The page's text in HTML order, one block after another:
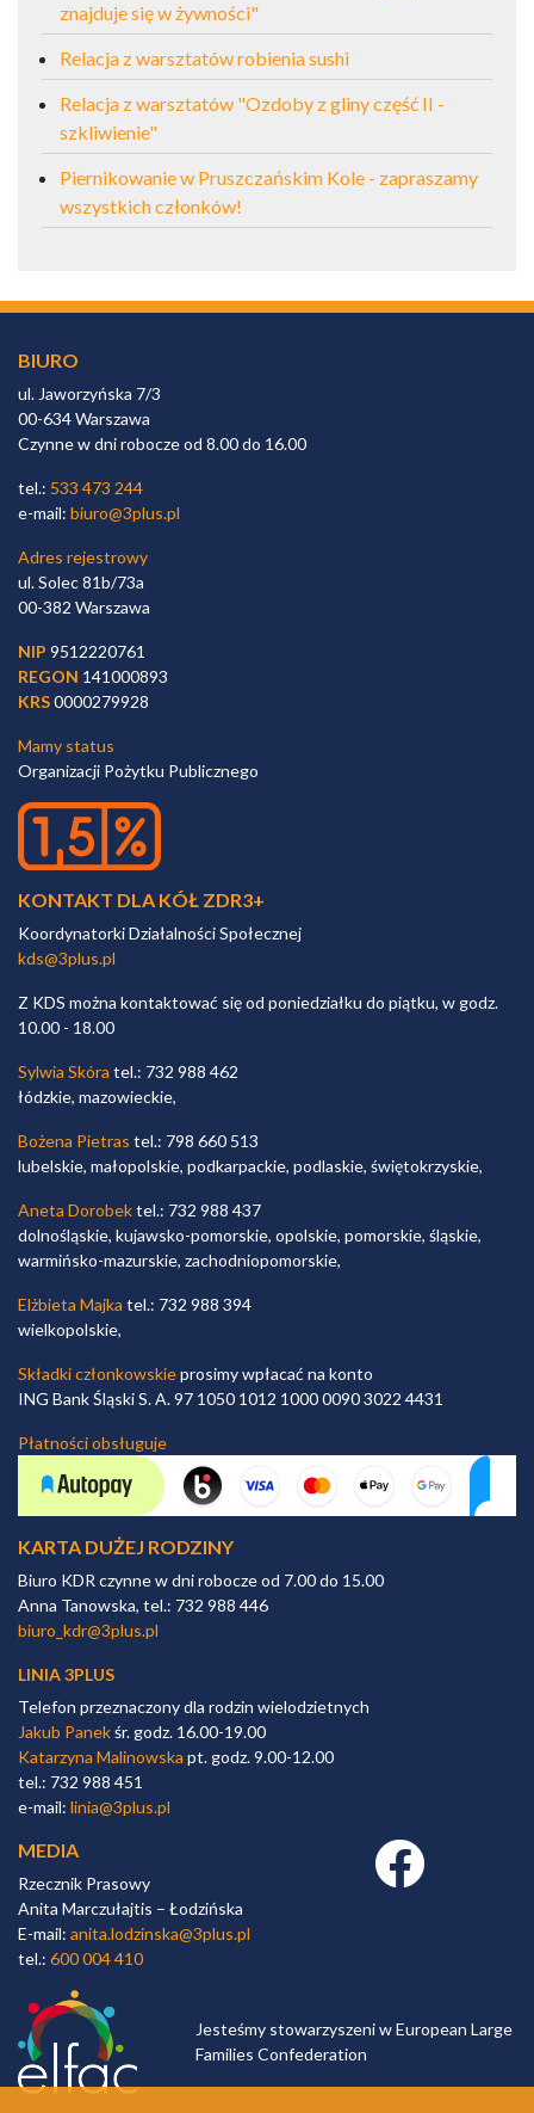
znajduje się w żywności"
Relacja z warsztatów robienia sushi
Relacja z warsztatów "Ozdoby z gliny część II -
szkliwienie"
Piernikowanie w Pruszczańskim Kole - zapraszamy
wszystkich członków!
BIURO
ul. Jaworzyńska 7/3
00-634 Warszawa
Czynne w dni robocze od 8.00 do 16.00
tel.: 533 473 244
e-mail: biuro@3plus.pl
Adres rejestrowy
ul. Solec 81b/73a
00-382 Warszawa
NIP 9512220761
REGON 141000893
KRS0000279928
Mamy status
Organizacji Pożytku Publicznego
KONTAKT DLA KÓŁ ZDR3+
Koordynatorki Działalności Społecznej
kds@3plus.pl
Z KDS można kontaktować się od poniedziałku do piątku, w godz.
10.00 - 18.00
Sylwia Skóra tel.: 732 988 462
łódzkie, mazowieckie,
Bożena Pietras tel.: 798 660 513
lubelskie, małopolskie, podkarpackie, podlaskie, świętokrzyskie,
Aneta Dorobektel.: 732 988 437
dolnośląskie, kujawsko-pomorskie, opolskie, pomorskie, śląskie,
warmińsko-mazurskie, zachodniopomorskie,
Elżbieta Majka tel.: 732 988 394
wielkopolskie,
Składki członkowskieprosimy wpłacać na konto
ING Bank Śląski S. A. 97 1050 1012 1000 0090 3022 4431
Płatności obsługuje
KARTA DUŻEJ RODZINY
Biuro KDR czynne w dni robocze od 7.00 do 15.00
Anna Tanowska, tel.: 732 988 446
biuro_kdr@3plus.pl
LINIA 3PLUS
Telefon przeznaczony dla rodzin wielodzietnych
Jakub Panekśr. godz. 16.00-19.00
Katarzyna Malinowska pt. godz. 9.00-12.00
tel.: 732 988 451
e-mail: linia@3plus.pl
MEDIA
Rzecznik Prasowy
Anita Marczułajtis – Łodzińska
E-mail: anita.lodzinska@3plus.pl
tel.: 600 004 410
Facebook link
Jesteśmy stowarzyszeni w European Large
Families Confederation